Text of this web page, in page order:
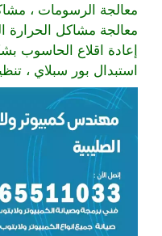
معالجة الرسومات ،
معالجة مشاكل الحرارة
إعادة اقلاع الحاسوب
استبدال بور سبلاي ،